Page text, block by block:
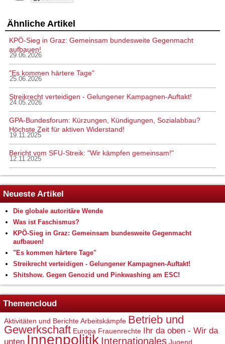
Ähnliche Artikel
KPÖ-Sieg in Graz: Gemeinsam bundesweite Gegenmacht
aufbauen!
29.06.2026
"Es kommen härtere Tage"
25.06.2026
Streikrecht verteidigen - Gelungener Kampagnen-Auftakt!
24.05.2026
GPA-Bundesforum: Kürzungen, Kündigungen, Sozialabbau?
Höchste Zeit für aktiven Widerstand!
19.11.2025
Bericht vom SFU-Streik: "Wir kämpfen gemeinsam!"
12.11.2025
Neueste Artikel
Die globale autoritäre Wende
Was ist Faschismus?
KPÖ-Sieg in Graz: Gemeinsam bundesweite Gegenmacht
aufbauen!
"Es kommen härtere Tage"
Streikrecht verteidigen - Gelungener Kampagnen-Auftakt!
Shitshow. Gegen Genozid und Pinkwashing am ESC!
Themencloud
Aktivitäten und BerichteArbeitskämpfe Betrieb und
Gewerkschaft Europa Frauenrechte
Ihr da oben - Wir da
unten Innenpolitik Internationales Jugend